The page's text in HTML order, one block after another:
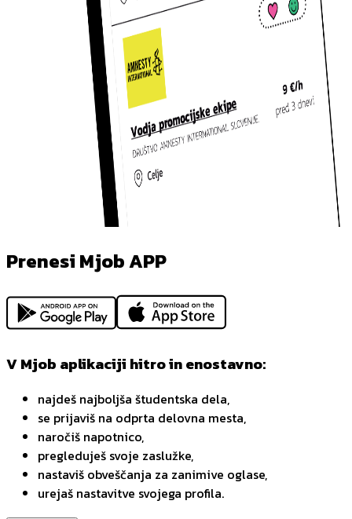
Prenesi Mjob APP
V Mjob aplikaciji hitro in enostavno:
najdeš najboljša študentska dela,
se prijaviš na odprta delovna mesta,
naročiš napotnico,
pregleduješ svoje zaslužke,
nastaviš obveščanja za zanimive oglase,
urejaš nastavitve svojega profila.